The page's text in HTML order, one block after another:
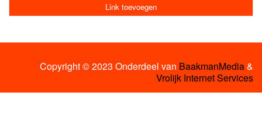
Link toevoegen
Copyright © 2023 Onderdeel van BaakmanMedia&
Vrolijk Internet Services